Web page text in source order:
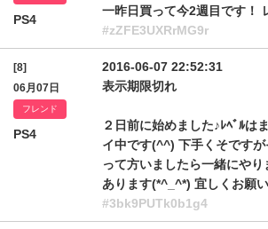
PS4
一昨日買って今2週目です！
#zZFE3UXRrMG9r
[8]
06月07日
フレンド
PS4
2016-06-07 22:52:31
表示期限切れ
２日前に始めました♪ﾚﾍﾞﾙは
イ中です(^^) 下手くそです
って方いましたら一緒にや
あります(*^_^*) 宜しくお願
#3bk9PUTk0b1g4